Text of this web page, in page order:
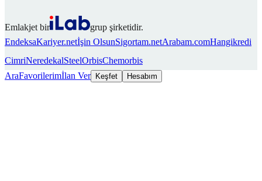
Emlakjet bir
grup şirketidir.
EndeksaKariyer.netİşin OlsunSigortam.netArabam.comHangikredi
CimriNeredekalSteelOrbisChemorbis
AraFavorilerimİlan Ver Keşfet Hesabım